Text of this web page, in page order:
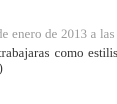
enero de 2013 a
como